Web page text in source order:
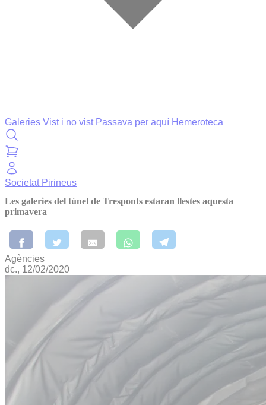
Galeries Vist i no vist Passava per aquí Hemeroteca
Societat Pirineus
Les galeries del túnel de Tresponts estaran llestes aquesta
primavera
Agències
dc., 12/02/2020